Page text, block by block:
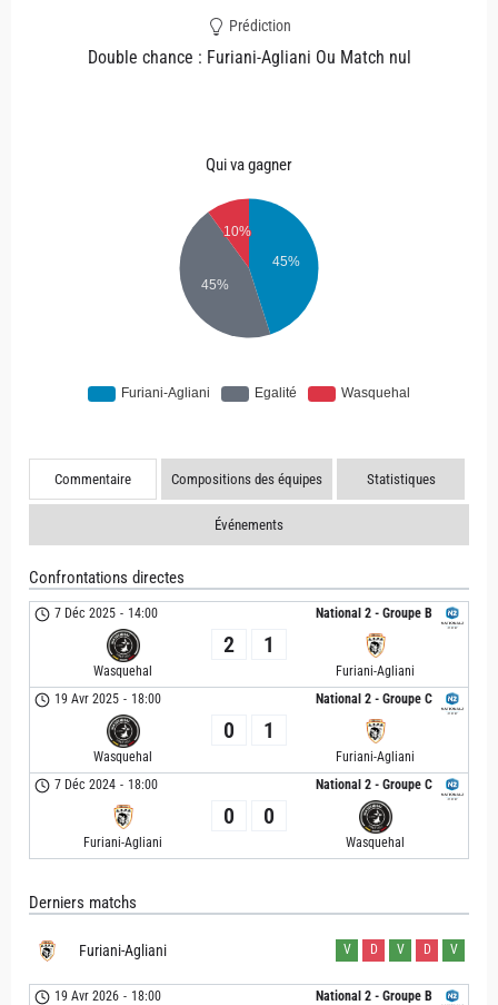
Prédiction
Double chance : Furiani-Agliani Ou Match nul
Qui va gagner
Commentaire Compositions des équipes Statistiques
Événements
Confrontations directes
National 2 - Groupe B
7 Déc 2025 - 14:00
Wasquehal
2 1
Furiani-Agliani
National 2 - Groupe C
19 Avr 2025 - 18:00
Wasquehal
0 1
Furiani-Agliani
National 2 - Groupe C
7 Déc 2024 - 18:00
Furiani-Agliani
0 0
Wasquehal
Derniers matchs
Furiani-Agliani V D V D V
National 2 - Groupe B
19 Avr 2026 - 18:00